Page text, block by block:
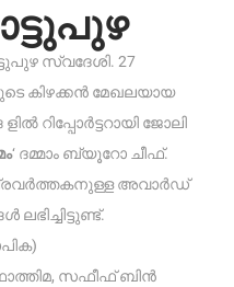
സ്വദേശി. 27
കിഴക്കൻ മേഖലയായ
റിപ്പോർട്ടറായി ജോലി
‘ ദമ്മാം ബ്യൂറോ ചീഫ്.
പ്രവർത്തകനുള്ള അവാർഡ്
സഫീഫ് ബിൻ